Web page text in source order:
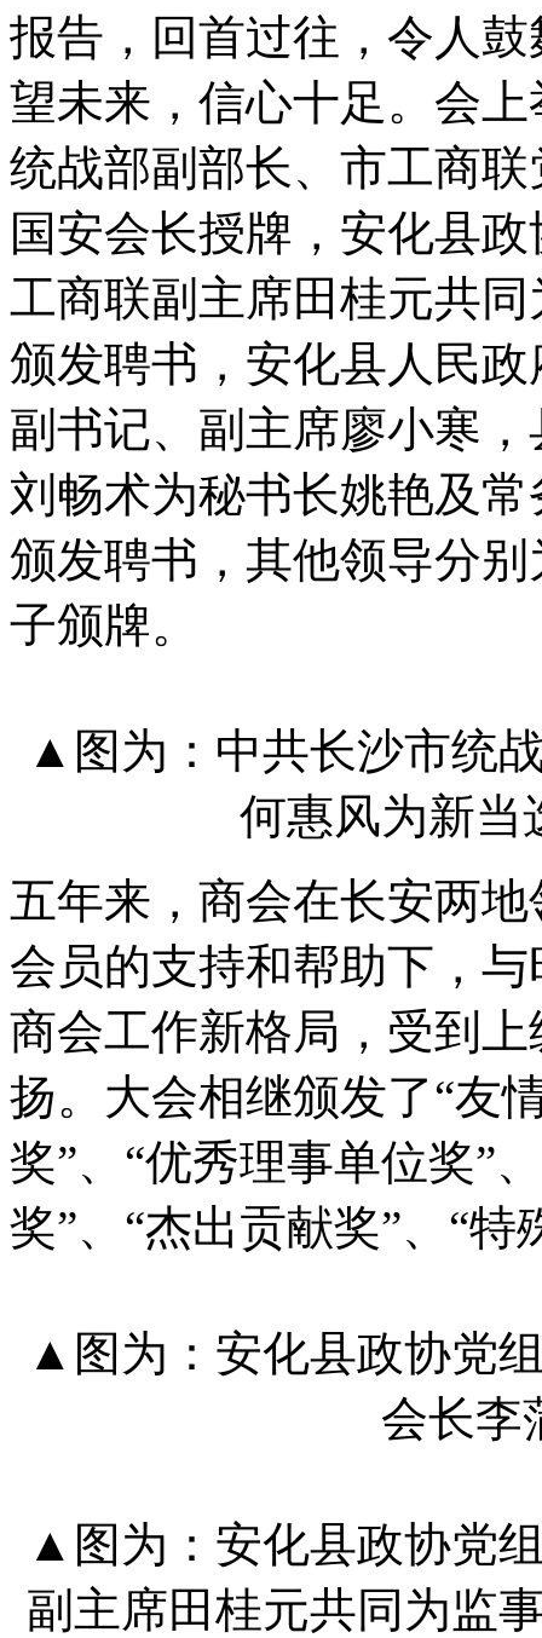
报告，回首过往，令人
望未来，信心十足。会
统战部副部长、市工商
国安会长授牌，安化县
工商联副主席田桂元共
颁发聘书，安化县人民
副书记、副主席廖小寒
刘畅术为秘书长姚艳及
颁发聘书，其他领导分
子颁牌。
▲图为：中共长沙市统
何惠风为新当
五年来，商会在长安两
会员的支持和帮助下，
商会工作新格局，受到
扬。大会相继颁发了“友
奖”、“优秀理事单位奖”
奖”、“杰出贡献奖”、“
▲图为：安化县政协党
会长李
▲图为：安化县政协党
副主席田桂元共同为监